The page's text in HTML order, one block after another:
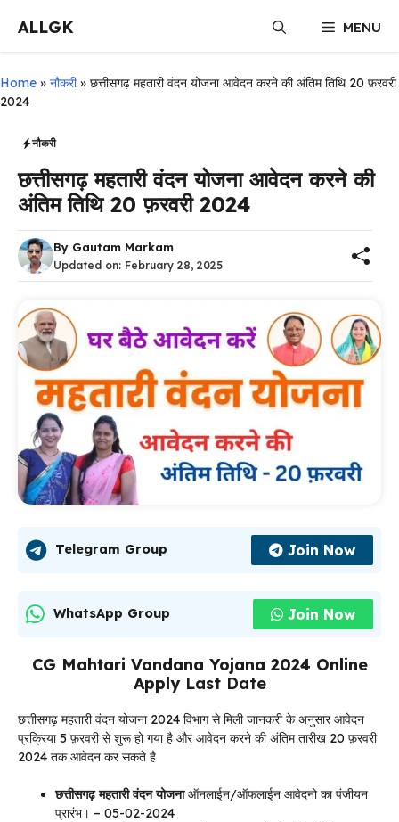
content
ALLGK MENU
Home » नौकरी» छत्तीसगढ़ महतारी वंदन योजना आवेदन करने की अंतिम तिथि 20 फ़रवरी
2024
नौकरी
छत्तीसगढ़ महतारी वंदन योजना आवेदन करने की
अंतिम तिथि 20 फ़रवरी 2024
By Gautam Markam
Updated on: February 28, 2025
Telegram Group Join Now
WhatsApp Group Join Now
CG Mahtari Vandana Yojana 2024 Online
ApplyLast Date
छत्तीसगढ़ महतारी वंदन योजना 2024 विभाग से मिली जानकरी के अनुसार आवेदन
प्रक्रिया 5 फ़रवरी से शुरू हो गया है और आवेदन करने की अंतिम तारीख 20 फ़रवरी
2024 तक आवेदन कर सकते है
छत्तीसगढ़ महतारी वंदन योजनाऑनलाईन/ऑफलाईन आवेदनो का पंजीयन
प्रारंभ। – 05-02-2024